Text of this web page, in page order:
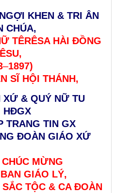
KHEN & TRI ÂN
CHÚA,
TÊRÊSA HÀI ĐỒNG
–1897)
SĨ HỘI THÁNH,
XỨ & QUÝ NỮ TU
HĐGX
TRANG TIN GX
ĐOÀN GIÁO XỨ
MỪNG
GIÁO LÝ,
TỘC & CA ĐOÀN